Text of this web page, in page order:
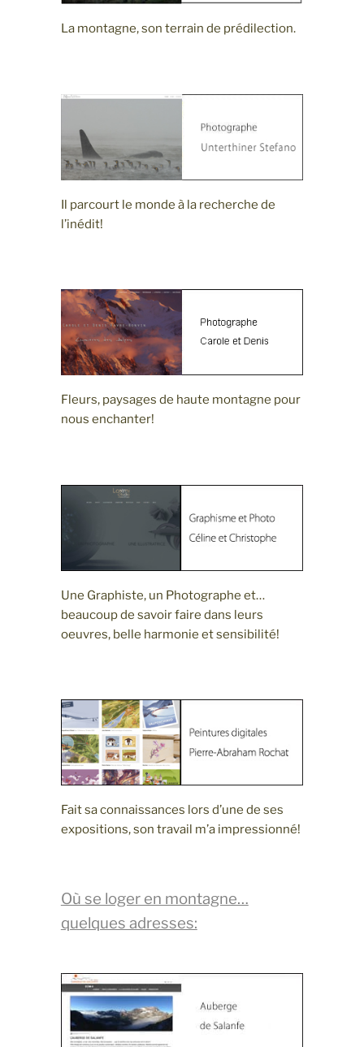
La montagne, son terrain de prédilection.
Il parcourt le monde à la recherche de
l’inédit!
Fleurs, paysages de haute montagne pour
nous enchanter!
Une Graphiste, un Photographe et…
beaucoup de savoir faire dans leurs
oeuvres, belle harmonie et sensibilité!
Fait sa connaissances lors d’une de ses
expositions, son travail m’a impressionné!
Où se loger en montagne…
quelques adresses: